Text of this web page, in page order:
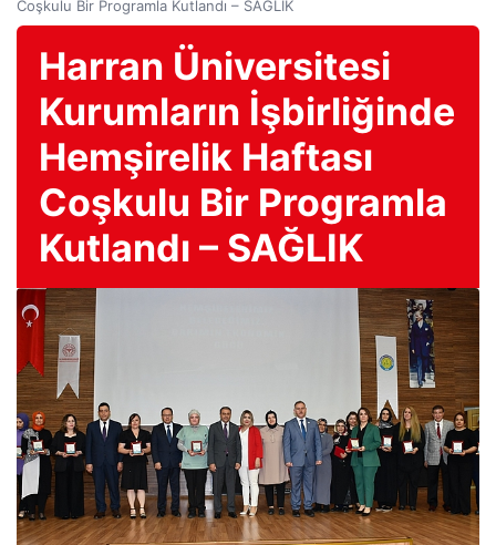
Coşkulu Bir Programla Kutlandı – SAĞLIK
Harran Üniversitesi
Kurumların İşbirliğinde
Hemşirelik Haftası
Coşkulu Bir Programla
Kutlandı – SAĞLIK